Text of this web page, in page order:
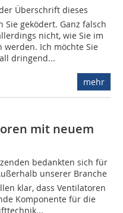
Überschrift dieses
Sie geködert. Ganz falsch
nicht, wie Sie im
werden. Ich möchte Sie
dringend...
mehr
mit neuem
bedankten sich für
unserer Branche
klar, dass Ventilatoren
Komponente für die